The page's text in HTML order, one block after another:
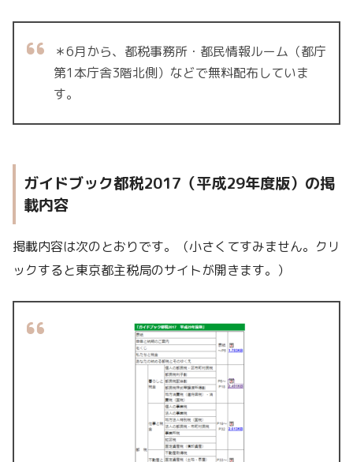
＊6月から、都税事務所・都民情報ルーム（都庁
第1本庁舎3階北側）などで無料配布していま
す。
ガイドブック都税2017（平成29年度版）の掲
載内容
掲載内容は次のとおりです。（小さくてすみません。クリ
ックすると東京都主税局のサイトが開きます。）